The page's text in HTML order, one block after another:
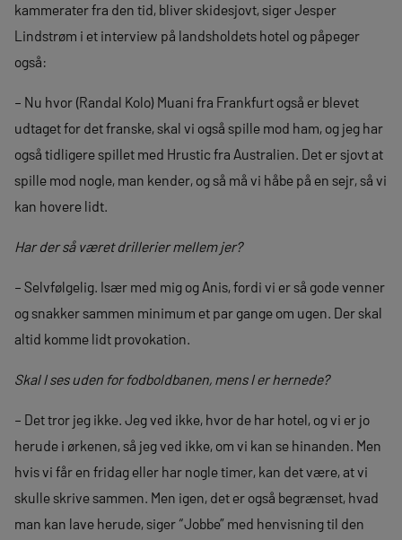
kammerater fra den tid, bliver skidesjovt, siger Jesper
Lindstrøm i et interview på landsholdets hotel og påpeger
også:
– Nu hvor (Randal Kolo) Muani fra Frankfurt også er blevet
udtaget for det franske, skal vi også spille mod ham, og jeg har
også tidligere spillet med Hrustic fra Australien. Det er sjovt at
spille mod nogle, man kender, og så må vi håbe på en sejr, så vi
kan hovere lidt.
Har der så været drillerier mellem jer?
– Selvfølgelig. Især med mig og Anis, fordi vi er så gode venner
og snakker sammen minimum et par gange om ugen. Der skal
altid komme lidt provokation.
Skal I ses uden for fodboldbanen, mens I er hernede?
– Det tror jeg ikke. Jeg ved ikke, hvor de har hotel, og vi er jo
herude i ørkenen, så jeg ved ikke, om vi kan se hinanden. Men
hvis vi får en fridag eller har nogle timer, kan det være, at vi
skulle skrive sammen. Men igen, det er også begrænset, hvad
man kan lave herude, siger “Jobbe” med henvisning til den